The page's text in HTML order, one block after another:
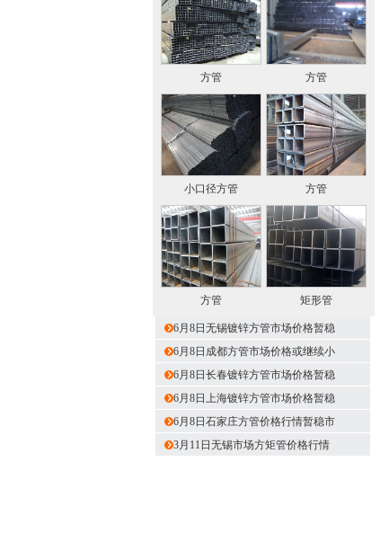
方管 方管
小口径方管 方管
方管 矩形管
6月8日无锡镀锌方管市场价格暂稳
6月8日成都方管市场价格或继续小
6月8日长春镀锌方管市场价格暂稳
6月8日上海镀锌方管市场价格暂稳
6月8日石家庄方管价格行情暂稳市
3月11日无锡市场方矩管价格行情